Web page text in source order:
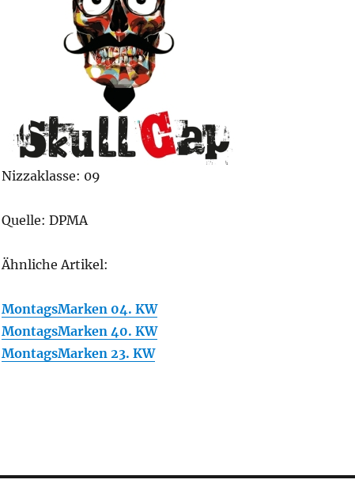
Nizzaklasse: 09
Quelle: DPMA
Ähnliche Artikel:
MontagsMarken 04. KW
MontagsMarken 40. KW
MontagsMarken 23. KW